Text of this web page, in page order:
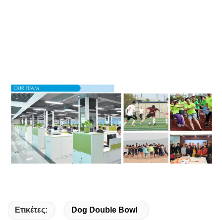
Ετικέτες: Dog Double Bowl